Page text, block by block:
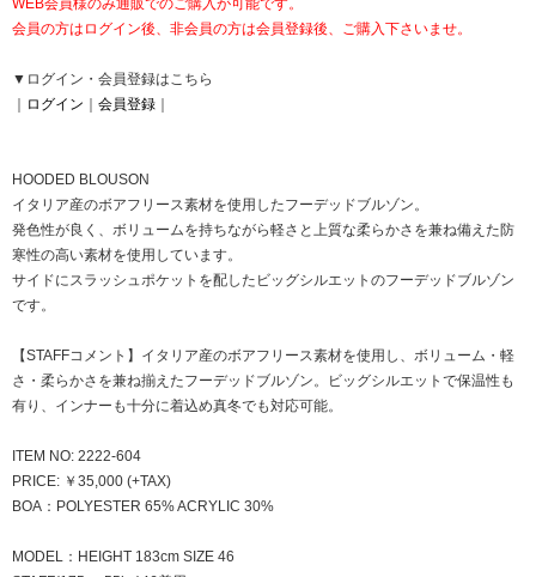
WEB会員様のみ通販でのご購入が可能です。
会員の方はログイン後、非会員の方は会員登録後、ご購入下さいませ。
▼ログイン・会員登録はこちら
ログイン 会員登録
HOODED BLOUSON
イタリア産のボアフリース素材を使用したフーデッドブルゾン。
発色性が良く、ボリュームを持ちながら軽さと上質な柔らかさを兼ね備えた防
寒性の高い素材を使用しています。
サイドにスラッシュポケットを配したビッグシルエットのフーデッドブルゾン
です。
【STAFFコメント】イタリア産のボアフリース素材を使用し、ボリューム・軽
さ・柔らかさを兼ね揃えたフーデッドブルゾン。ビッグシルエットで保温性も
有り、インナーも十分に着込め真冬でも対応可能。
ITEM NO: 2222-604
PRICE: ￥35,000 (+TAX)
BOA：POLYESTER 65% ACRYLIC 30%
MODEL：HEIGHT 183cm SIZE 46